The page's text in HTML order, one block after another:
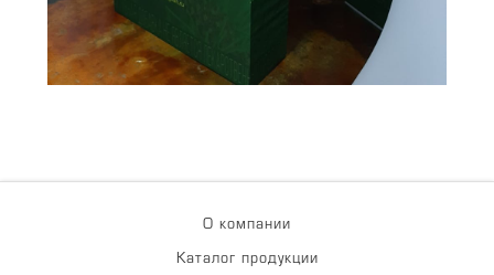
О компании
Каталог продукции